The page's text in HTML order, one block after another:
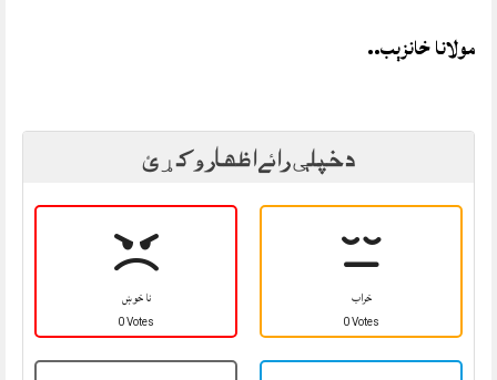
مولانا خانزېب..
د خپلې رائے اظهار وکړئ
نا خوښ
0 Votes
خراب
0 Votes